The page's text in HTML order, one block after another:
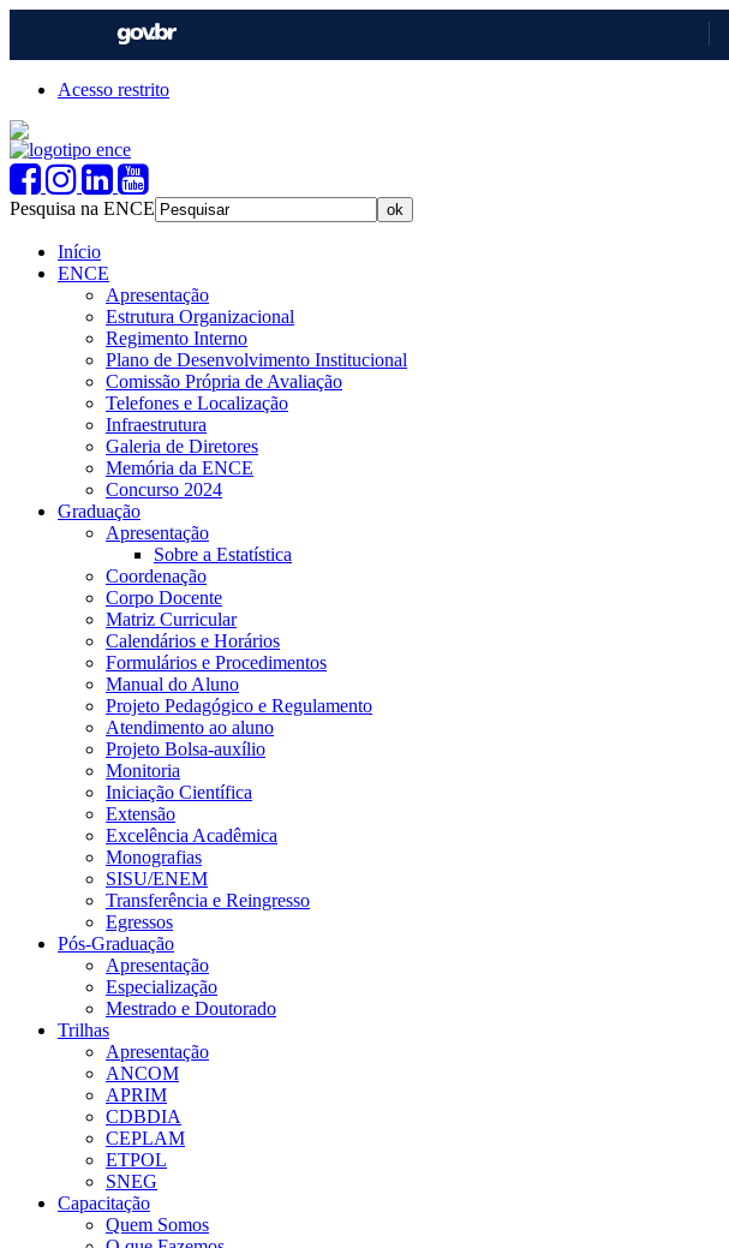
Acesso restrito
Pesquisa na ENCE
Início
ENCE
Apresentação
Estrutura Organizacional
Regimento Interno
Plano de Desenvolvimento Institucional
Comissão Própria de Avaliação
Telefones e Localização
Infraestrutura
Galeria de Diretores
Memória da ENCE
Concurso 2024
Graduação
Apresentação
Sobre a Estatística
Coordenação
Corpo Docente
Matriz Curricular
Calendários e Horários
Formulários e Procedimentos
Manual do Aluno
Projeto Pedagógico e Regulamento
Atendimento ao aluno
Projeto Bolsa-auxílio
Monitoria
Iniciação Científica
Extensão
Excelência Acadêmica
Monografias
SISU/ENEM
Transferência e Reingresso
Egressos
Pós-Graduação
Apresentação
Especialização
Mestrado e Doutorado
Trilhas
Apresentação
ANCOM
APRIM
CDBDIA
CEPLAM
ETPOL
SNEG
Capacitação
Quem Somos